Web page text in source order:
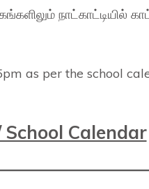
நாட்காட்டியில்
as per the school
School Calendar